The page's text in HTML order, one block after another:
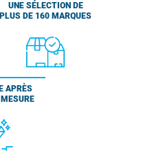
UNE SÉLECTION DE
PLUS DE 160 MARQUES
APRÈS